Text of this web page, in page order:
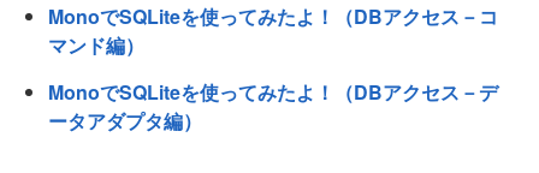
MonoでSQLiteを使ってみたよ！（DBアクセス－コ
マンド編）
MonoでSQLiteを使ってみたよ！（DBアクセス－デ
ータアダプタ編）